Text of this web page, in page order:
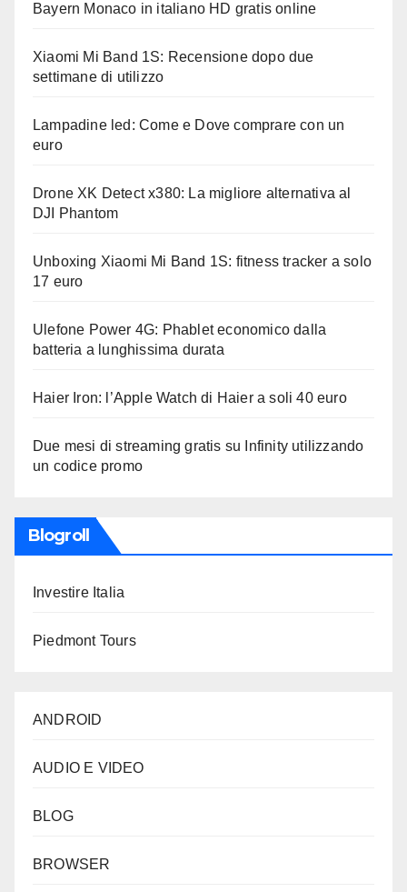
Bayern Monaco in italiano HD gratis online
Xiaomi Mi Band 1S: Recensione dopo due
settimane di utilizzo
Lampadine led: Come e Dove comprare con un
euro
Drone XK Detect x380: La migliore alternativa al
DJI Phantom
Unboxing Xiaomi Mi Band 1S: fitness tracker a solo
17 euro
Ulefone Power 4G: Phablet economico dalla
batteria a lunghissima durata
Haier Iron: l’Apple Watch di Haier a soli 40 euro
Due mesi di streaming gratis su Infinity utilizzando
un codice promo
Blogroll
Investire Italia
Piedmont Tours
ANDROID
AUDIO E VIDEO
BLOG
BROWSER